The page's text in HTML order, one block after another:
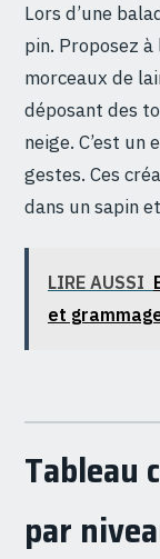
Lors d’une
pin. Proposez à
morceaux de
déposant des
neige. C’est
gestes. Ces
dans un sapin
LIRE AUSSI
et
Tableau
par